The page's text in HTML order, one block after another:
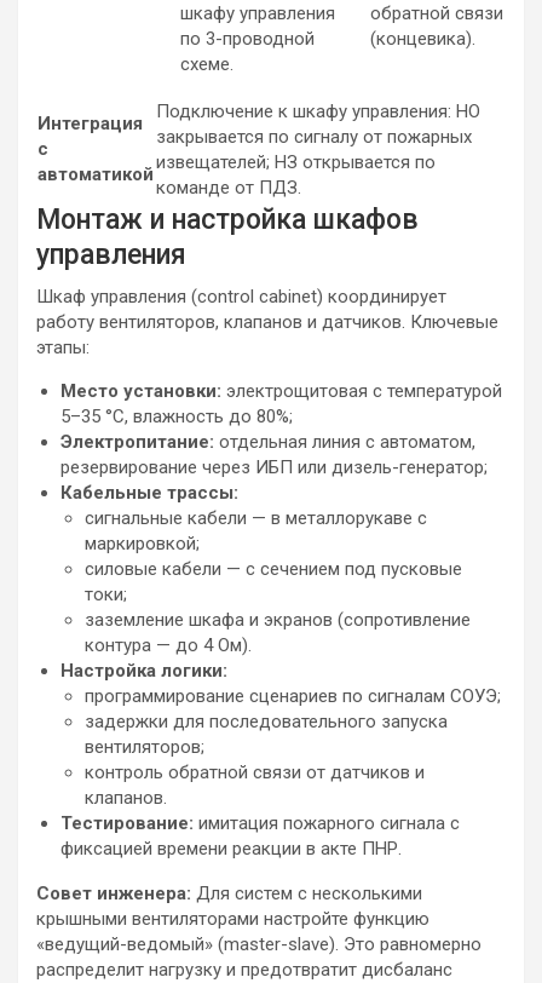
шкафу управления
по 3-проводной
схеме.
обратной связи
(концевика).
Интеграция
с
автоматикой
Подключение к шкафу управления: НО
закрывается по сигналу от пожарных
извещателей; НЗ открывается по
команде от ПДЗ.
Монтаж и настройка шкафов
управления
Шкаф управления (control cabinet) координирует
работу вентиляторов, клапанов и датчиков. Ключевые
этапы:
Место установки: электрощитовая с температурой
5–35 °C, влажность до 80%;
Электропитание: отдельная линия с автоматом,
резервирование через ИБП или дизель-генератор;
Кабельные трассы:
сигнальные кабели — в металлорукаве с
маркировкой;
силовые кабели — с сечением под пусковые
токи;
заземление шкафа и экранов (сопротивление
контура — до 4 Ом).
Настройка логики:
программирование сценариев по сигналам СОУЭ;
задержки для последовательного запуска
вентиляторов;
контроль обратной связи от датчиков и
клапанов.
Тестирование: имитация пожарного сигнала с
фиксацией времени реакции в акте ПНР.
Совет инженера: Для систем с несколькими
крышными вентиляторами настройте функцию
«ведущий-ведомый» (master-slave). Это равномерно
распределит нагрузку и предотвратит дисбаланс